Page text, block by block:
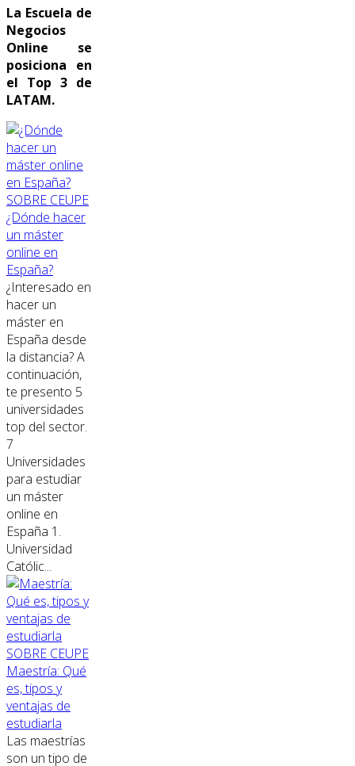
La Escuela de
Negocios
Online se
posiciona en
el Top 3 de
LATAM.
SOBRE CEUPE
¿Dónde hacer
un máster
online en
España?
¿Interesado en
hacer un
máster en
España desde
la distancia? A
continuación,
te presento 5
universidades
top del sector.
7
Universidades
para estudiar
un máster
online en
España 1.
Universidad
Católic...
SOBRE CEUPE
Maestría: Qué
es, tipos y
ventajas de
estudiarla
Las maestrías
son un tipo de